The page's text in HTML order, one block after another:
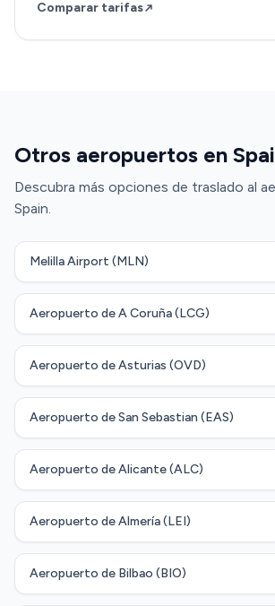
Comparar tarifas
Otros aeropuertos en
Descubra más opciones de traslado al
Spain.
Melilla Airport (MLN)
Aeropuerto de A Coruña (LCG)
Aeropuerto de Asturias (OVD)
Aeropuerto de San Sebastian (EAS)
Aeropuerto de Alicante (ALC)
Aeropuerto de Almería (LEI)
Aeropuerto de Bilbao (BIO)